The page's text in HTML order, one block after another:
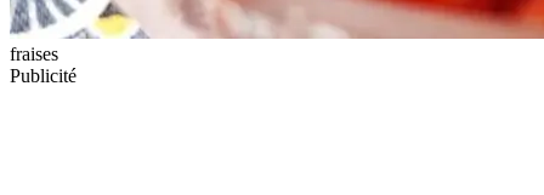
fraises
Publicité